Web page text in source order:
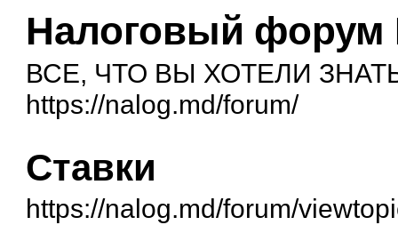
Налоговый
ВСЕ, ЧТО ВЫ ХОТЕЛИ
https://nalog.md/forum/
Ставки
https://nalog.md/forum/